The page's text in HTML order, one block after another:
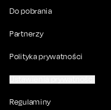
Do pobrania
Partnerzy
Polityka prywatności
Regulaminy